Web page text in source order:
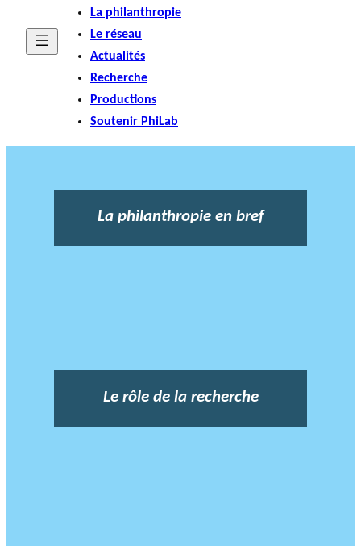
La philanthropie
Le réseau
Actualités
Recherche
Productions
Soutenir PhiLab
La philanthropie en bref
Le rôle de la recherche